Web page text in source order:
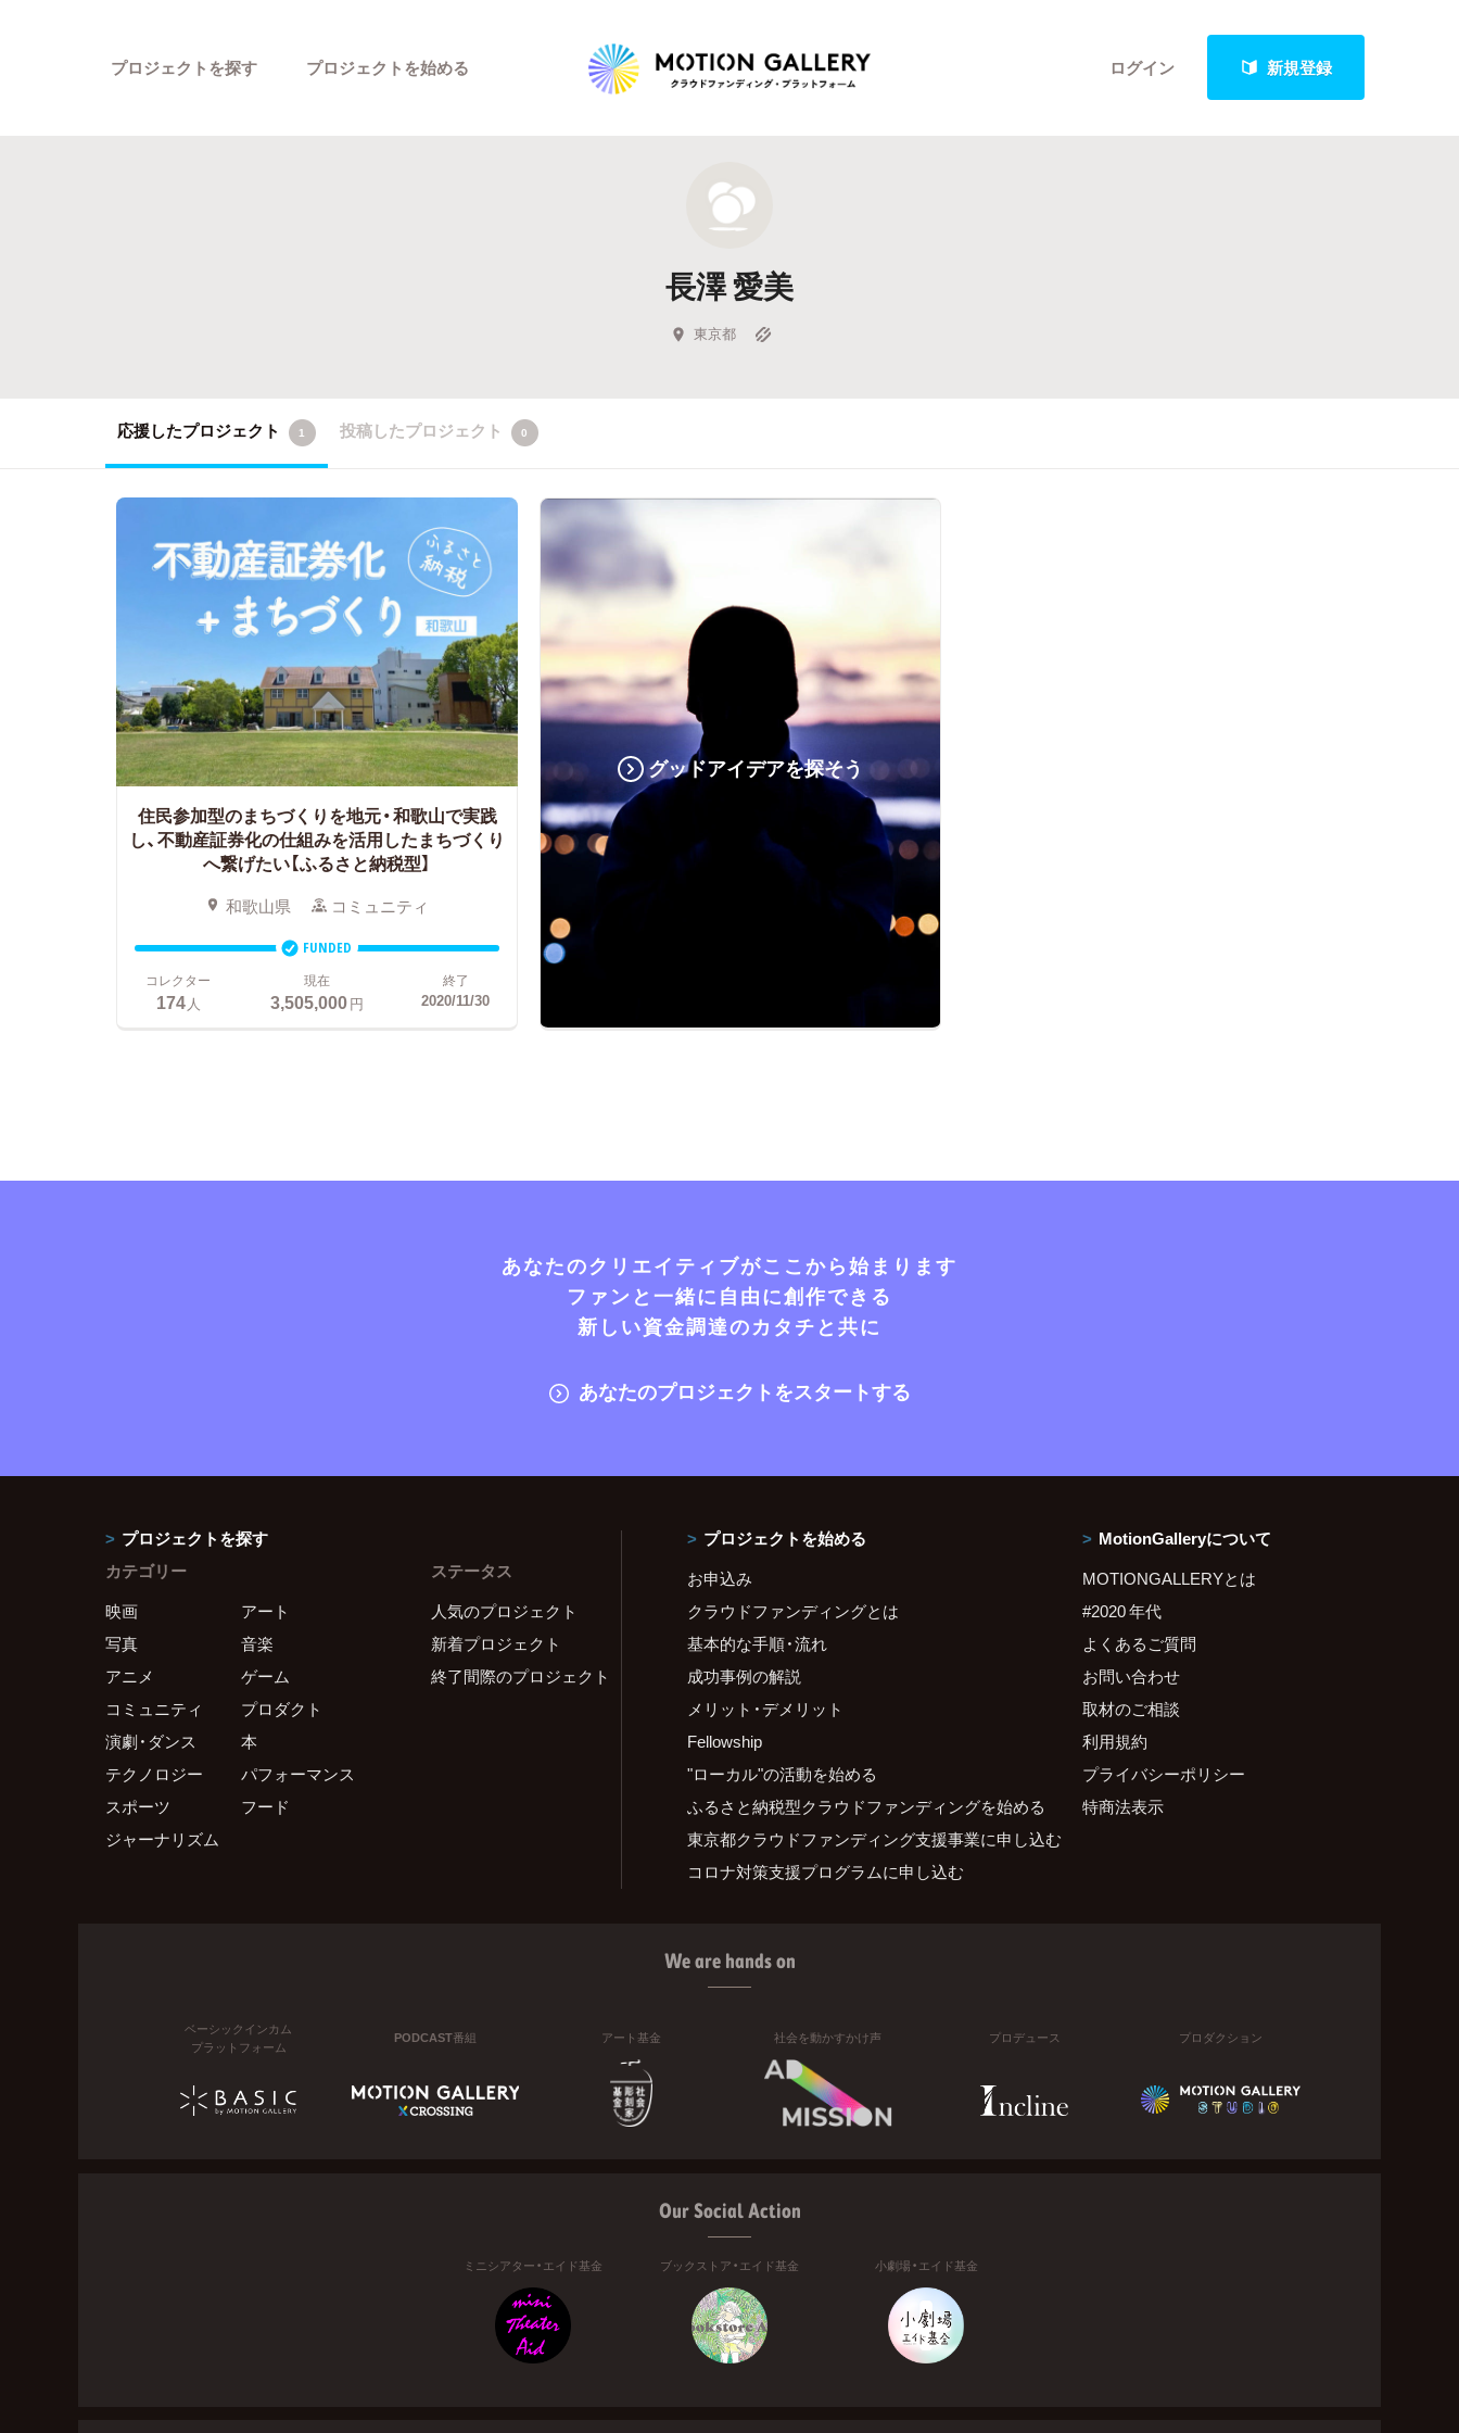
ログイン 新規登録
プロジェクトを探す
新着プロジェクト
Feature
キュレーターから探す
プロジェクトを始める
長澤 愛美
東京都
応援したプロジェクト 1 投稿したプロジェクト 0
住民参加型のまちづくりを地元・和歌山で実践
し、不動産証券化の仕組みを活用したまちづくり
へ繋げたい【ふるさと納税型】
和歌山県 コミュニティ
FUNDED
コレクター
174人
現在
3,505,000円
終了
2020/11/30
グッドアイデアを探そう
あなたのクリエイティブがここから始まります
ファンと一緒に自由に創作できる
新しい資金調達のカタチと共に
あなたのプロジェクトをスタートする
プロジェクトを探す
カテゴリー
映画
アート
写真
音楽
アニメ
ゲーム
コミュニティ
プロダクト
演劇・ダンス
本
テクノロジー
パフォーマンス
スポーツ
フード
ジャーナリズム
ステータス
人気のプロジェクト
新着プロジェクト
終了間際のプロジェクト
プロジェクトを始める
お申込み
クラウドファンディングとは
基本的な手順・流れ
成功事例の解説
メリット・デメリット
Fellowship
"ローカル"の活動を始める
ふるさと納税型クラウドファンディングを始める
東京都クラウドファンディング支援事業に申し込む
コロナ対策支援プログラムに申し込む
MotionGalleryについて
MOTIONGALLERYとは
#2020 年代
よくあるご質問
お問い合わせ
取材のご相談
利用規約
プライバシーポリシー
特商法表示
We are hands on
ベーシックインカム
プラットフォーム
PODCAST番組 アート基金 社会を動かすかけ声 プロデュース プロダクション
Our Social Action
ミニシアター・エイド基金 ブックストア・エイド基金 小劇場・エイド基金